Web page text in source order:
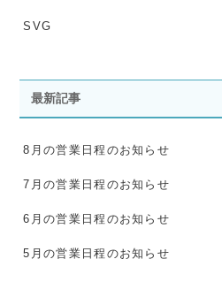
SVG
最新記事
8月の営業日程のお知らせ
7月の営業日程のお知らせ
6月の営業日程のお知らせ
5月の営業日程のお知らせ